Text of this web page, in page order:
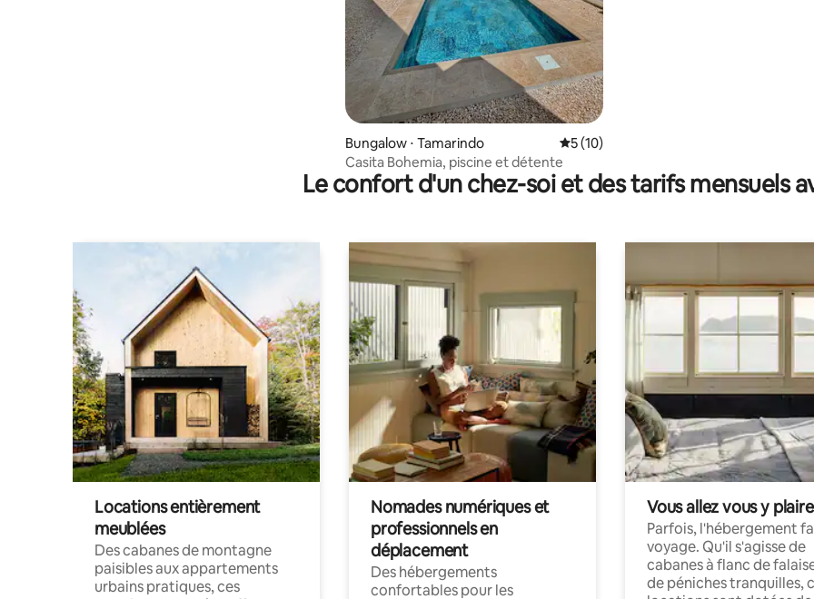
Bungalow ⋅ Tamarindo Évaluation moyenne sur la base de 10
5 (10)
Casita Bohemia, piscine et détente
Le confort d'un chez-soi et des tarifs mensuels
Locations entièrement
meublées
Des cabanes de montagne
paisibles aux appartements
urbains pratiques, ces
Nomades numériques et
professionnels en
déplacement
Des hébergements
confortables pour les
Vous allez vous y plaire
Parfois, l'hébergement
voyage. Qu'il s'agisse de
cabanes à flanc de
de péniches tranquilles,